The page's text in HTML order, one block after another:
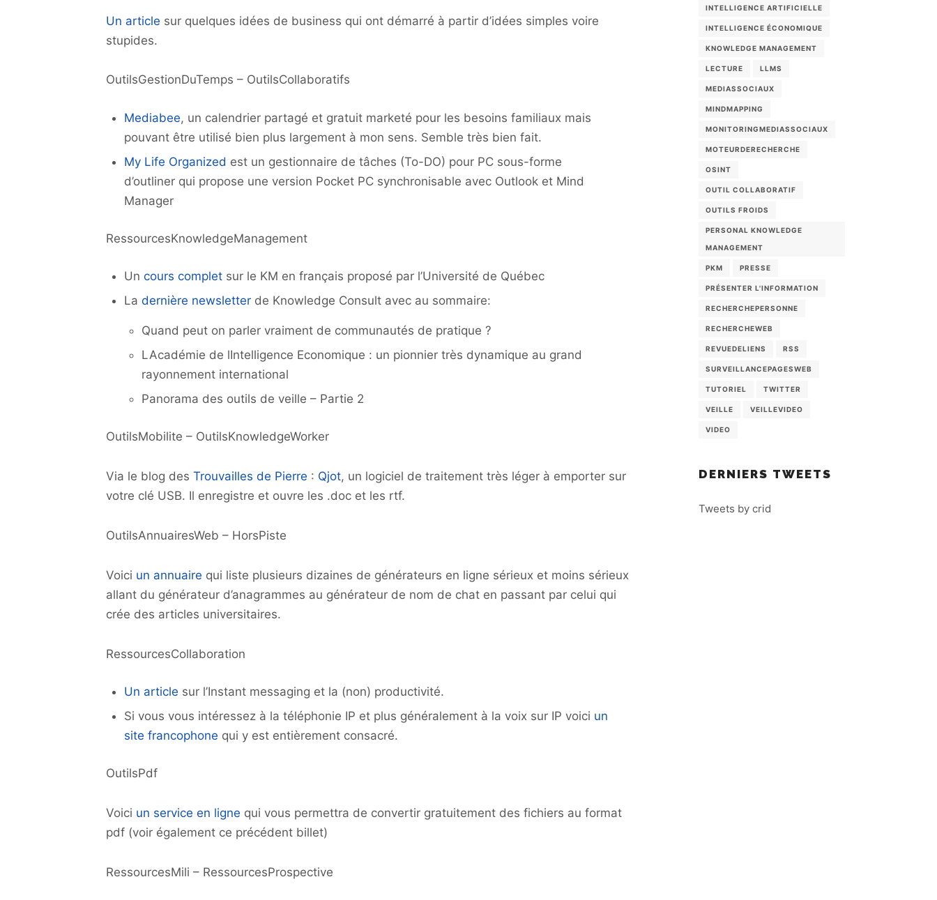
Un article sur quelques idées de business qui ont démarré à partir d’idées simples voire
stupides.
OutilsGestionDuTemps – OutilsCollaboratifs
Mediabee, un calendrier partagé et gratuit marketé pour les besoins familiaux mais
pouvant être utilisé bien plus largement à mon sens. Semble très bien fait.
My Life Organized est un gestionnaire de tâches (To-DO) pour PC sous-forme
d’outliner qui propose une version Pocket PC synchronisable avec Outlook et Mind
Manager
RessourcesKnowledgeManagement
Un cours completsur le KM en français proposé par l’Université de Québec
La dernière newsletterde Knowledge Consult avec au sommaire:
Quand peut on parler vraiment de communautés de pratique ?
LAcadémie de lIntelligence Economique : un pionnier très dynamique au grand
rayonnement international
Panorama des outils de veille – Partie 2
OutilsMobilite – OutilsKnowledgeWorker
Via le blog des Trouvailles de Pierre : Qjot, un logiciel de traitement très léger à emporter sur
votre clé USB. Il enregistre et ouvre les .doc et les rtf.
OutilsAnnuairesWeb – HorsPiste
Voici un annuaire qui liste plusieurs dizaines de générateurs en ligne sérieux et moins sérieux
allant du générateur d’anagrammes au générateur de nom de chat en passant par celui qui
crée des articles universitaires.
RessourcesCollaboration
Un article sur l’Instant messaging et la (non) productivité.
Si vous vous intéressez à la téléphonie IP et plus généralement à la voix sur IP voici un
site francophone qui y est entièrement consacré.
OutilsPdf
Voici un service en ligne qui vous permettra de convertir gratuitement des fichiers au format
pdf (voir également ce précédent billet)
RessourcesMili – RessourcesProspective
INTELLIGENCE ARTIFICIELLE
INTELLIGENCE ÉCONOMIQUE
KNOWLEDGE MANAGEMENT
LECTURE LLMS
MEDIASSOCIAUX
MINDMAPPING
MONITORINGMEDIASSOCIAUX
MOTEURDERECHERCHE
OSINT
OUTIL COLLABORATIF
OUTILS FROIDS
PERSONAL KNOWLEDGE
MANAGEMENT
PKM PRESSE
PRÉSENTER L'INFORMATION
RECHERCHEPERSONNE
RECHERCHEWEB
REVUEDELIENS RSS
SURVEILLANCEPAGESWEB
TUTORIEL TWITTER
VEILLE VEILLEVIDEO
VIDEO
DERNIERS TWEETS
Tweets by crid